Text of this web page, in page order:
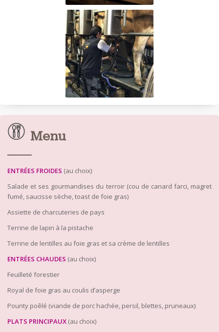
Menu
ENTRÉES FROIDES (au choix)
Salade et ses gourmandises du terroir (cou de canard farci, magret
fumé, saucisse sèche, toast de foie gras)
Assiette de charcuteries de pays
Terrine de lapin à la pistache
Terrine de lentilles au foie gras et sa crème de lentilles
ENTRÉES CHAUDES (au choix)
Feuilleté forestier
Royal de foie gras au coulis d’asperge
Pounty poêlé (viande de porc hachée, persil, blettes, pruneaux)
PLATS PRINCIPAUX (au choix)